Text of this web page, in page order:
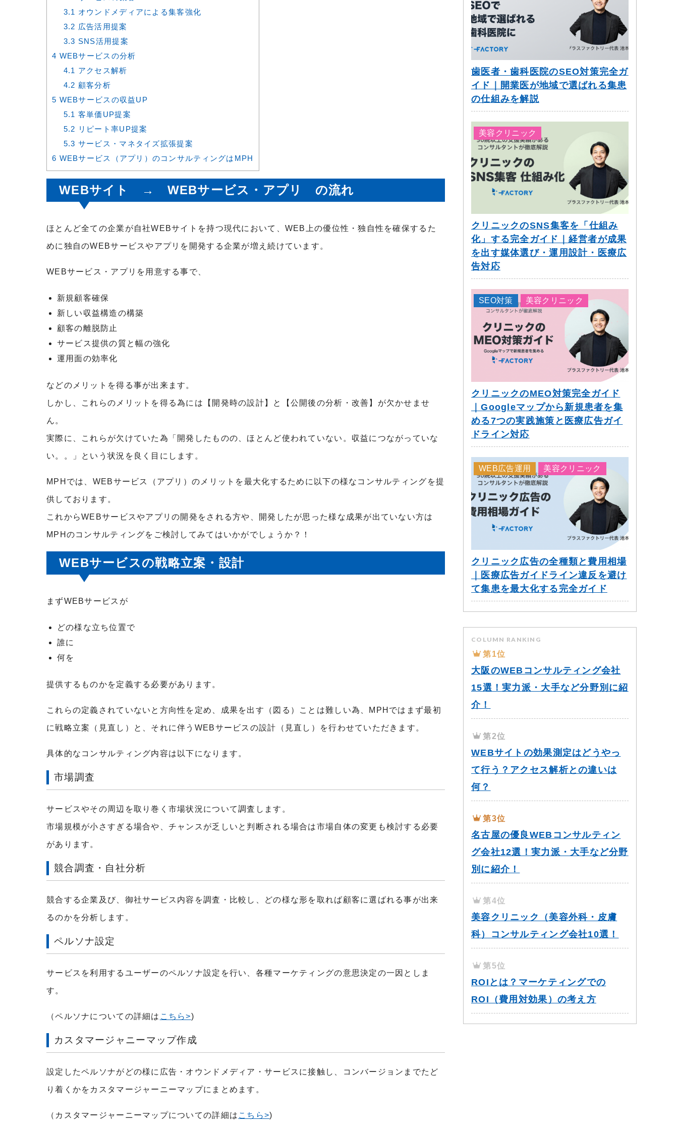
3.1 オウンドメディアによる集客強化
3.2 広告活用提案
3.3 SNS活用提案
4 WEBサービスの分析
4.1 アクセス解析
4.2 顧客分析
5 WEBサービスの収益UP
5.1 客単価UP提案
5.2 リピート率UP提案
5.3 サービス・マネタイズ拡張提案
6 WEBサービス（アプリ）のコンサルティングはMPH
WEBサイト → WEBサービス・アプリ の流れ
ほとんど全ての企業が自社WEBサイトを持つ現代において、WEB上の優位性・独自性を確保するた
めに独自のWEBサービスやアプリを開発する企業が増え続けています。
WEBサービス・アプリを用意する事で、
新規顧客確保
新しい収益構造の構築
顧客の離脱防止
サービス提供の質と幅の強化
運用面の効率化
などのメリットを得る事が出来ます。
しかし、これらのメリットを得る為には【開発時の設計】と【公開後の分析・改善】が欠かせませ
ん。
実際に、これらが欠けていた為「開発したものの、ほとんど使われていない。収益につながっていな
い。。」という状況を良く目にします。
MPHでは、WEBサービス（アプリ）のメリットを最大化するために以下の様なコンサルティングを提
供しております。
これからWEBサービスやアプリの開発をされる方や、開発したが思った様な成果が出ていない方は
MPHのコンサルティングをご検討してみてはいかがでしょうか？！
WEBサービスの戦略立案・設計
まずWEBサービスが
どの様な立ち位置で
誰に
何を
提供するものかを定義する必要があります。
これらの定義されていないと方向性を定め、成果を出す（図る）ことは難しい為、MPHではまず最初
に戦略立案（見直し）と、それに伴うWEBサービスの設計（見直し）を行わせていただきます。
具体的なコンサルティング内容は以下になります。
市場調査
サービスやその周辺を取り巻く市場状況について調査します。
市場規模が小さすぎる場合や、チャンスが乏しいと判断される場合は市場自体の変更も検討する必要
があります。
競合調査・自社分析
競合する企業及び、御社サービス内容を調査・比較し、どの様な形を取れば顧客に選ばれる事が出来
るのかを分析します。
ペルソナ設定
サービスを利用するユーザーのペルソナ設定を行い、各種マーケティングの意思決定の一因としま
す。
（ペルソナについての詳細は こちら>)
カスタマージャニーマップ作成
設定したペルソナがどの様に広告・オウンドメディア・サービスに接触し、コンバージョンまでたど
り着くかをカスタマージャーニーマップにまとめます。
（カスタマージャーニーマップについての詳細は こちら>)
歯医者・歯科医院のSEO対策完全ガ
イド｜開業医が地域で選ばれる集患
の仕組みを解説
美容クリニック
クリニックのSNS集客を「仕組み
化」する完全ガイド｜経営者が成果
を出す媒体選び・運用設計・医療広
告対応
SEO対策 美容クリニック
クリニックのMEO対策完全ガイド
｜Googleマップから新規患者を集
める7つの実践施策と医療広告ガイ
ドライン対応
WEB広告運用 美容クリニック
クリニック広告の全種類と費用相場
｜医療広告ガイドライン違反を避け
て集患を最大化する完全ガイド
COLUMN RANKING
第1位
大阪のWEBコンサルティング会社
15選！実力派・大手など分野別に紹
介！
第2位
WEBサイトの効果測定はどうやっ
て行う？アクセス解析との違いは
何？
第3位
名古屋の優良WEBコンサルティン
グ会社12選！実力派・大手など分野
別に紹介！
第4位
美容クリニック（美容外科・皮膚
科）コンサルティング会社10選！
第5位
ROIとは？マーケティングでの
ROI（費用対効果）の考え方